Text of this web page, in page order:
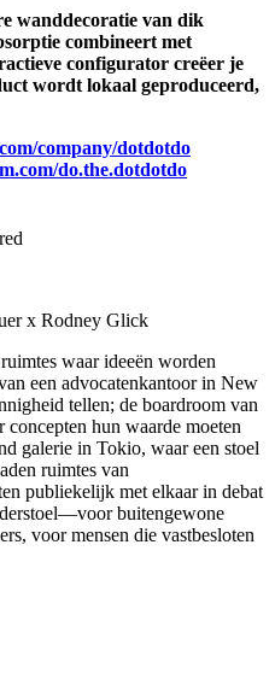
wanddecoratie van dik
combineert met
configurator creëer je
wordt lokaal geproduceerd,
company/dotdotdo
do.the.dotdotdo
x Rodney Glick
waar ideeën worden
een advocatenkantoor in New
tellen; de boardroom van
concepten hun waarde moeten
galerie in Tokio, waar een stoel
ruimtes van
publiekelijk met elkaar in debat
buitengewone
voor mensen die vastbesloten